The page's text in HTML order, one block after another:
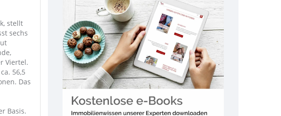
stellt
sechs
Viertel.
56,5
Das
Basis.